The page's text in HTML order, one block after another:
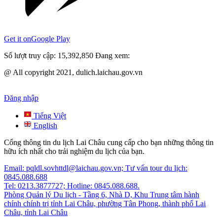
Get it onGoogle Play
Số lượt truy cập: 15,392,850 Đang xem:
@ All copyright 2021, dulich.laichau.gov.vn
Đăng nhập
Tiếng Việt
English
Cổng thông tin du lịch Lai Châu cung cấp cho bạn những thông tin
hữu ích nhất cho trải nghiệm du lịch của bạn.
Email: pqldl.sovhttdl@laichau.gov.vn; Tư vấn tour du lịch:
0845.088.688
Tel: 0213.3877727; Hotline: 0845.088.688.
Phòng Quản lý Du lịch - Tầng 6, Nhà D, Khu Trung tâm hành
chính chính trị tỉnh Lai Châu, phường Tân Phong, thành phố Lai
Châu, tỉnh Lai Châu